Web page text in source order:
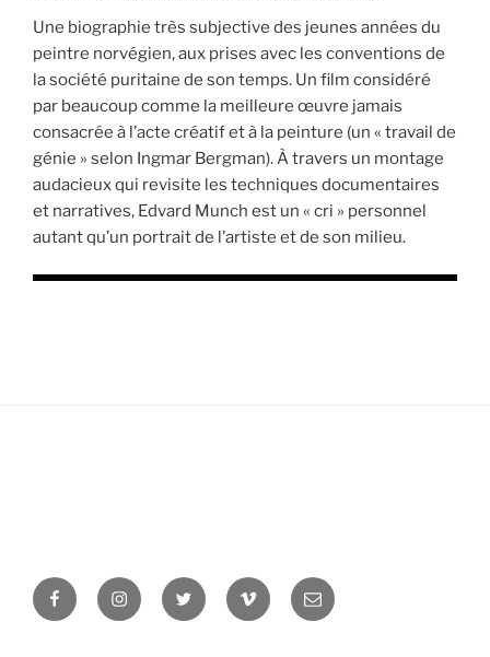
Une biographie très subjective des jeunes années du
peintre norvégien, aux prises avec les conventions de
la société puritaine de son temps. Un film considéré
par beaucoup comme la meilleure œuvre jamais
consacrée à l’acte créatif et à la peinture (un « travail de
génie » selon Ingmar Bergman). À travers un montage
audacieux qui revisite les techniques documentaires
et narratives, Edvard Munch est un « cri » personnel
autant qu’un portrait de l’artiste et de son milieu.
FacebookInstagramTwitter Vimeo Newsletter